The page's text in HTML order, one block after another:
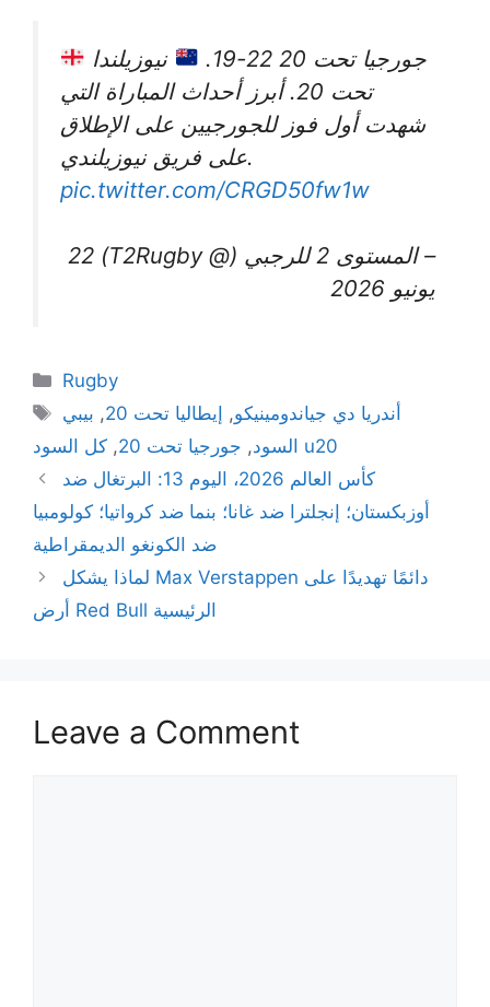
جورجيا تحت 20 22-19.
نيوزيلندا
تحت 20. أبرز أحداث المباراة التي
شهدت أول فوز للجورجيين على الإطلاق
على فريق نيوزيلندي.
pic.twitter.com/CRGD50fw1w
– المستوى 2 للرجبي (@ T2Rugby) 22
يونيو 2026
Categories
Rugby
Tags
أندريا دي جياندومينيكو, إيطاليا تحت 20 , بيبي
السود, جورجيا تحت 20 ,
كل السود u20
كأس العالم 2026، اليوم 13: البرتغال ضد
أوزبكستان؛ إنجلترا ضد غانا؛ بنما ضد كرواتيا؛ كولومبيا
ضد الكونغو الديمقراطية
لماذا يشكل Max Verstappen دائمًا تهديدًا على
أرض Red Bull الرئيسية
Leave a Comment